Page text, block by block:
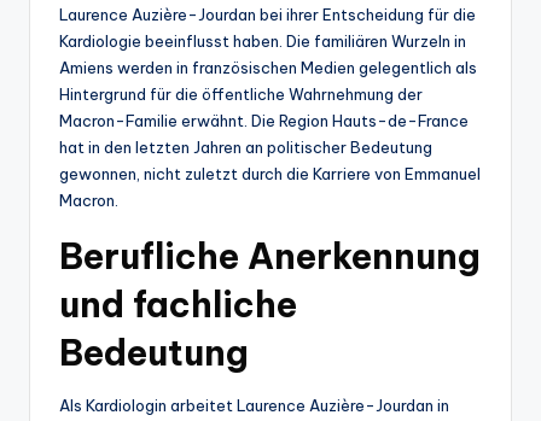
Laurence Auzière-Jourdan bei ihrer Entscheidung für die
Kardiologie beeinflusst haben. Die familiären Wurzeln in
Amiens werden in französischen Medien gelegentlich als
Hintergrund für die öffentliche Wahrnehmung der
Macron-Familie erwähnt. Die Region Hauts-de-France
hat in den letzten Jahren an politischer Bedeutung
gewonnen, nicht zuletzt durch die Karriere von Emmanuel
Macron.
Berufliche Anerkennung
und fachliche
Bedeutung
Als Kardiologin arbeitet Laurence Auzière-Jourdan in